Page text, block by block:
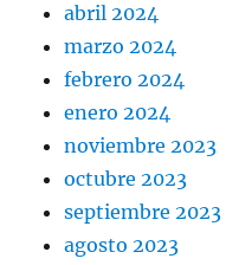
abril 2024
marzo 2024
febrero 2024
enero 2024
noviembre 2023
octubre 2023
septiembre 2023
agosto 2023